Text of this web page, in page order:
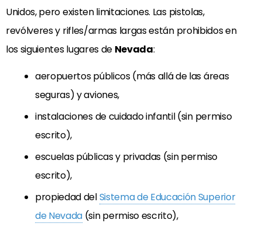
Unidos, pero existen limitaciones. Las pistolas,
revólveres y rifles/armas largas están prohibidos en
los siguientes lugares de Nevada:
aeropuertos públicos (más allá de las áreas
seguras) y aviones,
instalaciones de cuidado infantil (sin permiso
escrito),
escuelas públicas y privadas (sin permiso
escrito),
propiedad delSistema de Educación Superior
de Nevada (sin permiso escrito),